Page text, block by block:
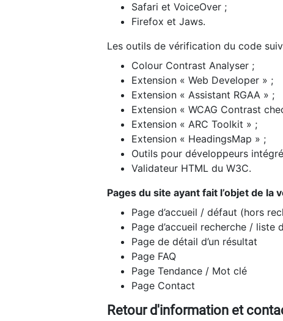
Safari et VoiceOver ;
Firefox et Jaws.
Les outils de vérification du code
Colour Contrast Analyser ;
Extension « Web Developer » ;
Extension « Assistant RGAA » ;
Extension « WCAG Contrast
Extension « ARC Toolkit » ;
Extension « HeadingsMap » ;
Outils pour développeurs
Validateur HTML du W3C.
Pages du site ayant fait l’objet de
Page d’accueil / défaut (hors
Page d’accueil recherche / liste
Page de détail d’un résultat
Page FAQ
Page Tendance / Mot clé
Page Contact
Retour d'information et